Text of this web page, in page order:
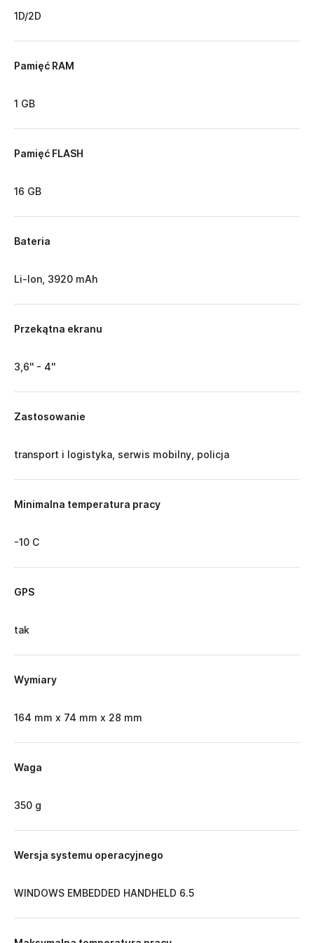
1D/2D
Pamięć RAM
1 GB
Pamięć FLASH
16 GB
Bateria
Li-Ion, 3920 mAh
Przekątna ekranu
3,6'' - 4''
Zastosowanie
transport i logistyka, serwis mobilny, policja
Minimalna temperatura pracy
-10 C
GPS
tak
Wymiary
164 mm x 74 mm x 28 mm
Waga
350 g
Wersja systemu operacyjnego
WINDOWS EMBEDDED HANDHELD 6.5